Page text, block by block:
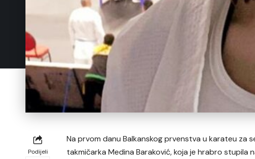
Podijeli
Na prvom danu Balkanskog prvenstva u karateu za
takmičarka Medina Baraković, koja je hrabro stupila